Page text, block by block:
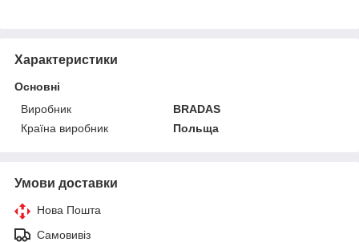
Характеристики
Основні
Виробник
BRADAS
Країна виробник
Польща
Умови доставки
Нова Пошта
Самовивіз